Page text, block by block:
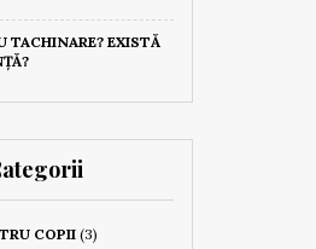
TACHINARE? EXISTĂ
COPII(3)